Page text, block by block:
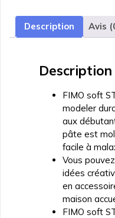
BLANC
Description Avis
Description
FIMO soft
modeler
aux
pâte est
facile à
Vous
idées
en
maison
FIMO soft